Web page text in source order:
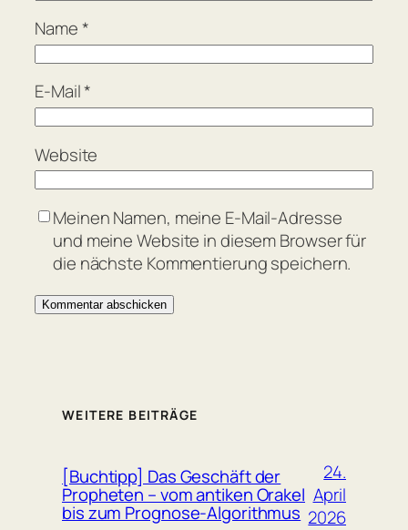
Name*
E-Mail*
Website
Meinen Namen, meine E-Mail-Adresse
und meine Website in diesem Browser für
die nächste Kommentierung speichern.
WEITERE BEITRÄGE
[Buchtipp] Das Geschäft der
Propheten – vom antiken Orakel
bis zum Prognose-Algorithmus
24.
April
2026